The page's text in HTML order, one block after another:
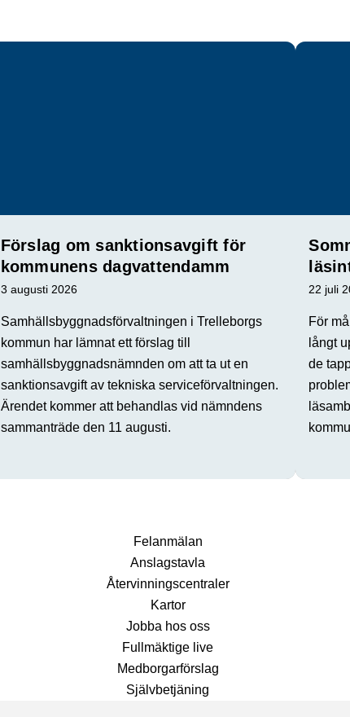
Förslag om sanktionsavgift för
kommunens dagvattendamm
3 augusti 2026
Samhällsbyggnadsförvaltningen i Trelleborgs
kommun har lämnat ett förslag till
samhällsbyggnadsnämnden om att ta ut en
sanktionsavgift av tekniska serviceförvaltningen.
Ärendet kommer att behandlas vid nämndens
sammanträde den 11 augusti.
22 juli
För
långt
de
Fel­anmälan
Anslags­tavla
Återvinnings­centraler
Kartor
Jobba hos oss
Fullmäktige live
Medborgarförslag
Självbetjäning